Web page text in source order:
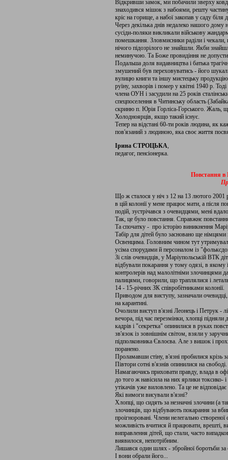
Відкривши замок, ми побачили зверху
знаходився мішок з набоями, решту
кріс на горище, а набої закопав у саду біля
Через декілька днів недалеко нашого
сусіди-поляки викликали військову
помешкання. Зловмисники раділи і чекали,
нічого підозрілого не знайшли. Якби
неминучою. Та Боже провидіння не
Подальша доля видавництва і батька
змушений був переховуватись - його
вулицю книги та іншу мистецьку
руїну, захворів і помер у квітні 1940 р.
члена ОУН і засудили на 25 років
спецпоселення в Читинську область
скриню п. Юрія Горліса-Горського. Жаль,
Холодноярців, якщо такий існує.
Тепер на відстані 60-ти років людина, як
пов'язаний з людиною, яка своє життя
Ірина СТРОЦЬКА,
педагог, пенсіонерка.
Повстання в
Що ж сталося у ніч з 12 на 13 лютого 2001
в цій колонії у мене працює мати, а після
подій, зустрічався з очевидцями, мені
Так, це було повстання. Справжнє
Та спочатку - про історію виникнення
Табір для дітей було засновано ще
Освенцима. Головним чином тут
усіма спорудами й персоналом із
Зі слів очевидців, у Маріупольській ВТК
відбували покарання у тому одязі, в якому
контролерів над малолітніми злочинцями
палицями, говорили, що траплялися і
14 - 15-річних ЗК співробітниками колонії.
Приводом для виступу, зазначали
на карантині.
Очолили виступ в'язні Леонець і Петрук -
вечора, під час перезмінки, хлопці
кадрів і "секретка" опинилися в руках
зв'язок із зовнішнім світом, взяли у
підполковника Євлоєва. Але з вишок і
поранено.
Проламавши стіну, в'язні пробилися крізь
Півтори сотні в'язнів опинилися на свободі.
Намагаючись приховати правду, влада в
до того ж навісила на них ярлики токсико-
утікачів уже виловлено. Та це не відповідає
Які вимоги висували в'язні?
Хлопці, що сидять за незначні злочини (а
злочинців, що відбувають покарання за
проігноровані. Члени нелегально
можливість вчитися й працювати, врешті,
виправлення дітей, що стали, часто
виявилося, непотрібним.
Лишався один шлях - збройної боротьби за
І вони обрали його...